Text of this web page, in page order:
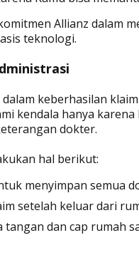
Allianz dalam
teknologi.
keberhasilan
kendala hanya
dokter.
hal berikut:
menyimpan semua
setelah keluar dari
tangan dan cap rumah